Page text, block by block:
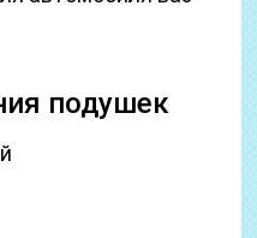
подушек